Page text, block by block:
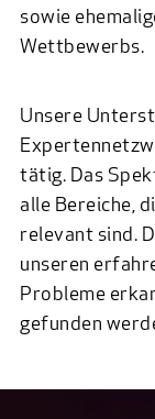
sowie
Wettbewerbs.
Unsere
tätig. Das
alle Bereiche,
relevant sind.
unseren
Probleme
gefunden